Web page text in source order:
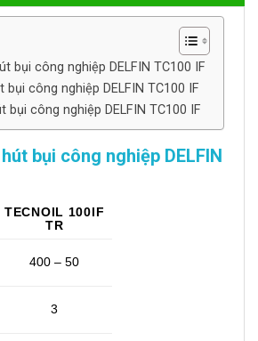
bụi công nghiệp DELFIN TC100 IF
bụi công nghiệp DELFIN TC100 IF
bụi công nghiệp DELFIN TC100 IF
bụi công nghiệp DELFIN
TECNOIL 100IF
TR
400 – 50
3